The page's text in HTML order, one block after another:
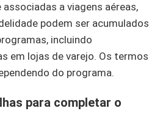
a viagens aéreas,
podem ser acumulados
incluindo
em lojas de varejo. Os termos
do programa.
para completar o